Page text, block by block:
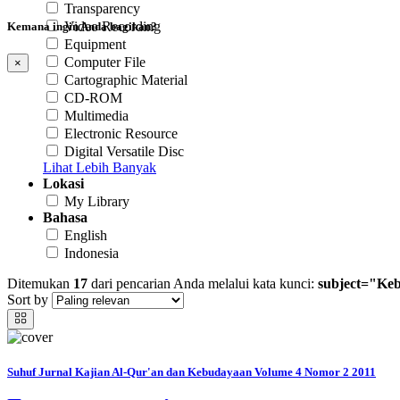
Transparency
Video Recording
Equipment
Computer File
Cartographic Material
CD-ROM
Multimedia
Electronic Resource
Digital Versatile Disc
Lihat Lebih Banyak
Lokasi
My Library
Bahasa
English
Indonesia
Ditemukan 17 dari pencarian Anda melalui kata kunci:
Sort by
Suhuf Jurnal Kajian Al-Qur'an dan Kebudayaan Volume 4 Nomor 2 2011
Kemana ingin Anda bagikan?
×